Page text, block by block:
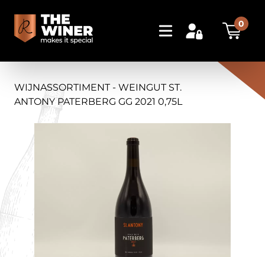
0
WIJNASSORTIMENT - WEINGUT ST.
ANTONY PATERBERG GG 2021 0,75L